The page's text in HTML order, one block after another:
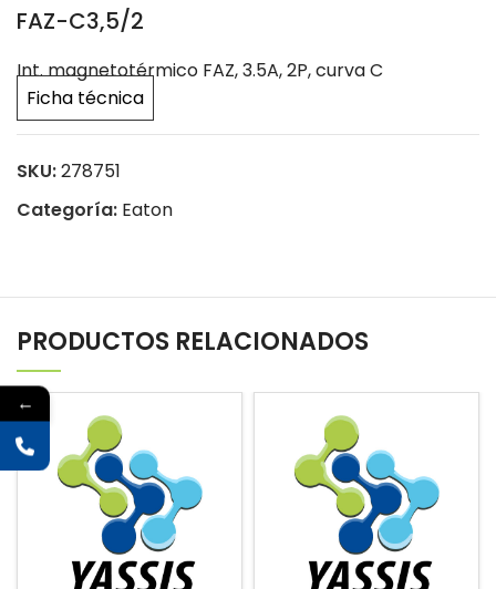
FAZ-C3,5/2
Int. magnetotérmico FAZ, 3.5A, 2P, curva C
Ficha técnica
SKU:278751
Categoría: Eaton
PRODUCTOS RELACIONADOS
←